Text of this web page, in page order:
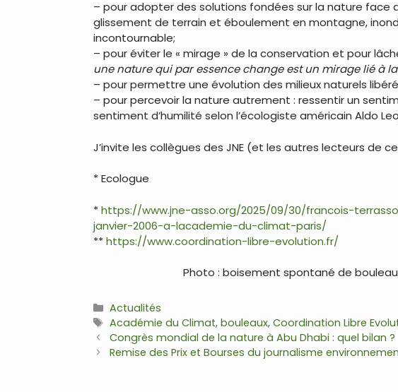
– pour adopter des solutions fondées sur la nature
glissement de terrain et éboulement en montagne,
incontournable;
– pour éviter le « mirage » de la conservation et pour
une nature qui par essence change est un mirage lié à
– pour permettre une évolution des milieux naturels
– pour percevoir la nature autrement : ressentir un
sentiment d’humilité selon l’écologiste américain Aldo
J’invite les collègues des JNE (et les autres lecteurs de
* Ecologue
*https://www.jne-asso.org/2025/09/30/francois-
janvier-2006-a-lacademie-du-climat-paris/
**https://www.coordination-libre-evolution.fr/
Photo : boisement spontané de
Catégories
Actualités
Étiquettes
Académie du Climat,bouleaux,Coordination Libre
Navigation
des
Congrès mondial de la nature à Abu Dhabi : quel bilan ?
Remise des Prix et Bourses du journalisme